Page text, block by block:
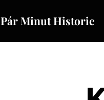
Pár Minut Historie